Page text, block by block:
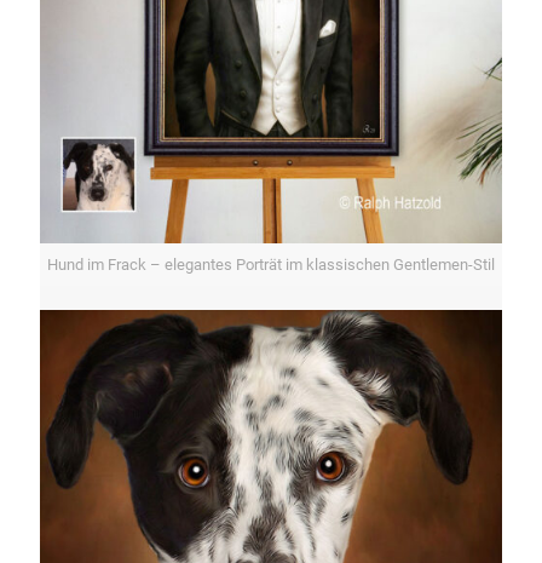
Hund im Frack – elegantes Porträt im klassischen Gentlemen-Stil